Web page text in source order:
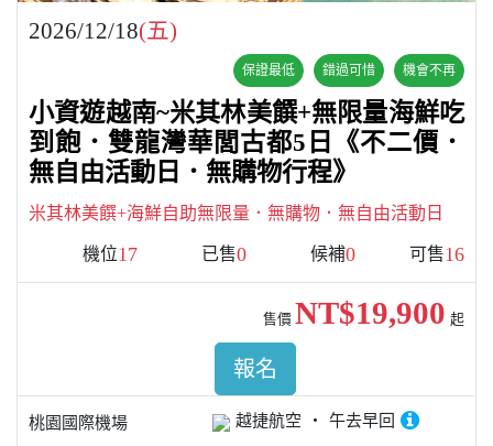
2026/12/18(五)
保證最低 錯過可惜 機會不再
小資遊越南~米其林美饌+無限量海鮮吃
到飽．雙龍灣華閭古都5日《不二價．
無自由活動日．無購物行程》
米其林美饌+海鮮自助無限量．無購物．無自由活動日
機位17 已售0 候補0 可售16
桃園國際機場 越捷航空 午去早回
售價 NT$19,900 起
報名